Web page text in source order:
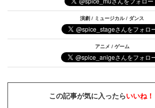
演劇 / ミュージカル / ダンス
アニメ / ゲーム
この記事が気に入ったらいいね！